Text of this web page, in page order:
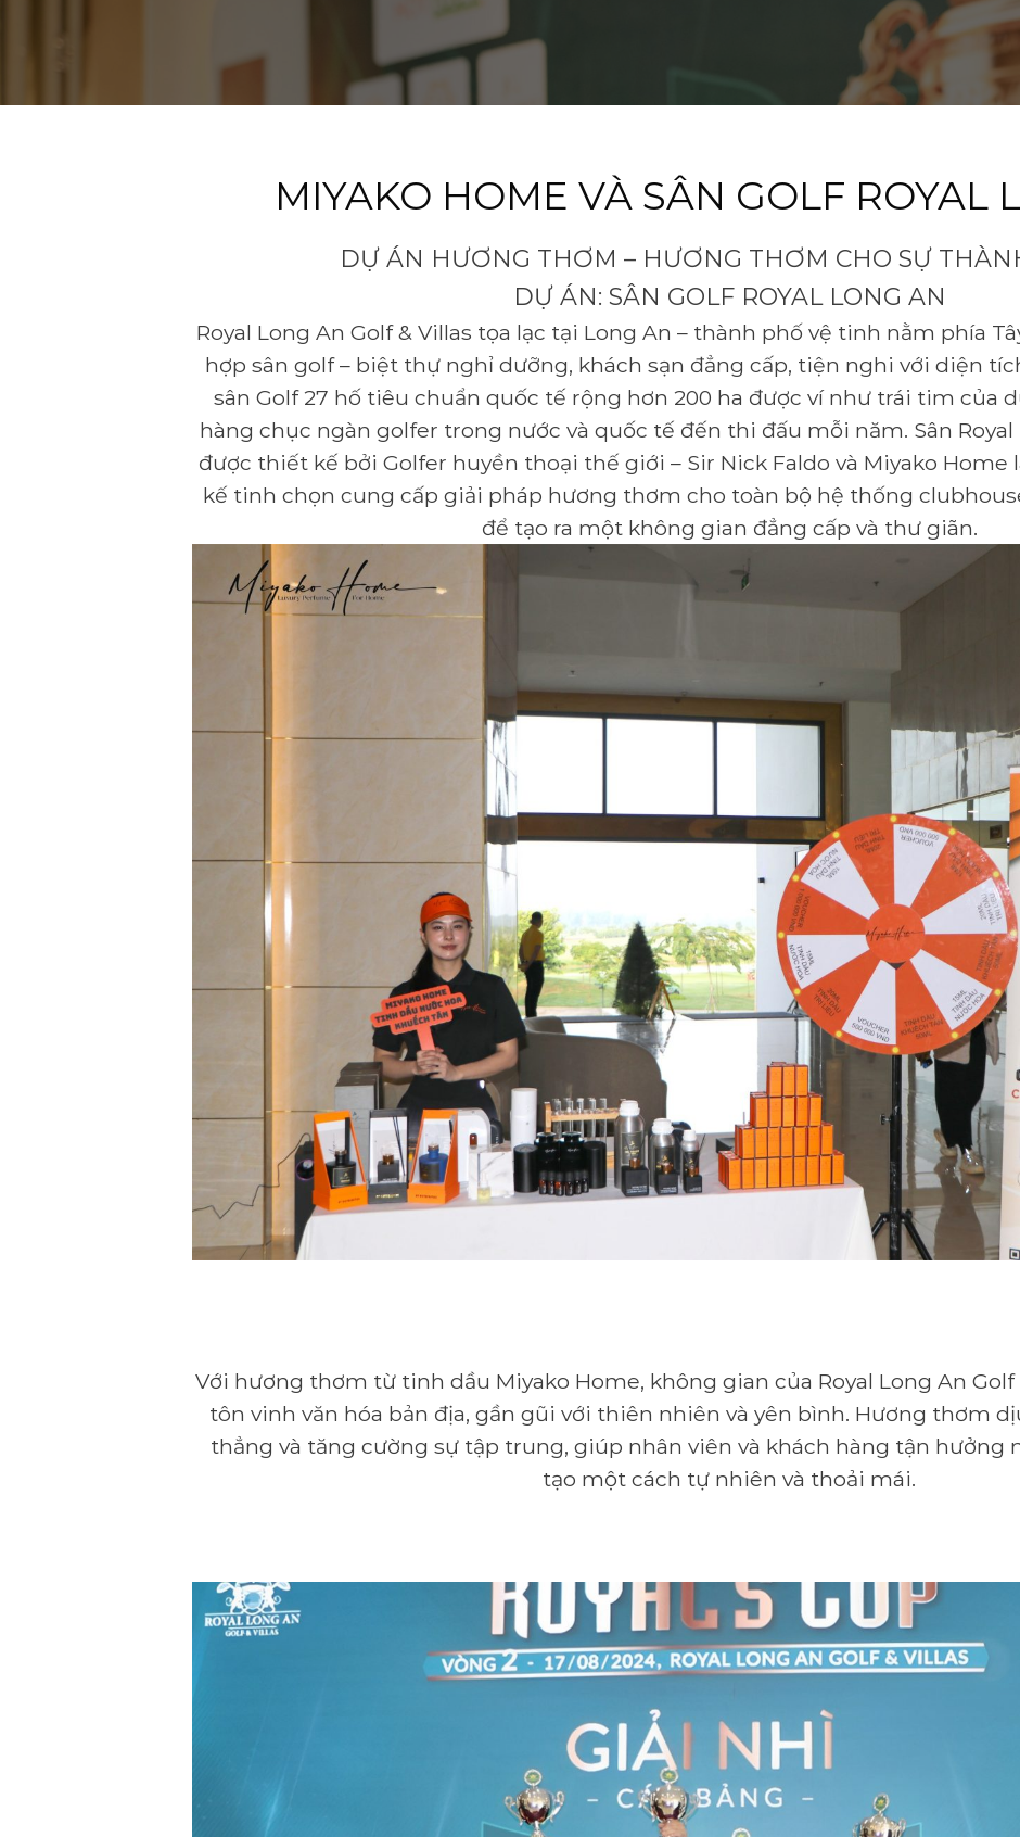
MIYAKO HOME VÀ SÂN GOLF ROYAL
DỰ ÁN HƯƠNG THƠM – HƯƠNG THƠM CHO SỰ
DỰ ÁN: SÂN GOLF ROYAL LONG AN
Royal Long An Golf & Villas tọa lạc tại Long An – thành phố vệ tinh nằm phía
hợp sân golf – biệt thự nghỉ dưỡng, khách sạn đẳng cấp, tiện nghi với diện tích
sân Golf 27 hố tiêu chuẩn quốc tế rộng hơn 200 ha được ví như trái tim của
hàng chục ngàn golfer trong nước và quốc tế đến thi đấu mỗi năm. Sân Royal
được thiết kế bởi Golfer huyền thoại thế giới – Sir Nick Faldo và Miyako
kế tinh chọn cung cấp giải pháp hương thơm cho toàn bộ hệ thống
để tạo ra một không gian đẳng cấp và thư giãn.
Với hương thơm từ tinh dầu Miyako Home, không gian của Royal Long An Golf
tôn vinh văn hóa bản địa, gần gũi với thiên nhiên và yên bình. Hương thơm
thẳng và tăng cường sự tập trung, giúp nhân viên và khách hàng tận hưởng
tạo một cách tự nhiên và thoải mái.